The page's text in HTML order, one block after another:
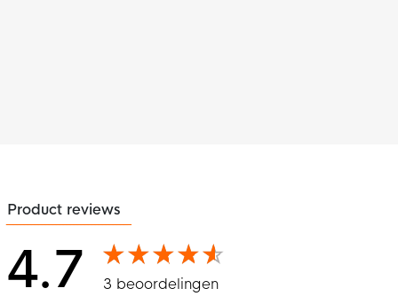
Product reviews
4.7 3 beoordelingen